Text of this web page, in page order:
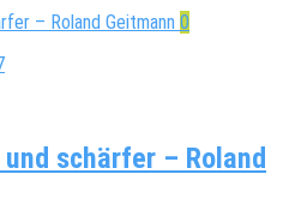
0
schärfer – Roland